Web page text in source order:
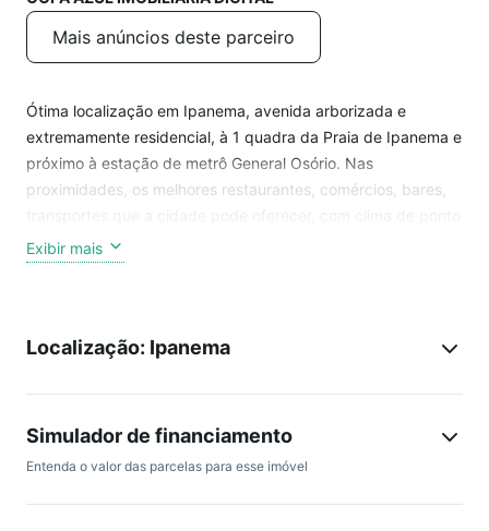
Mais anúncios deste parceiro
Ótima localização em Ipanema, avenida arborizada e
extremamente residencial, à 1 quadra da Praia de Ipanema e
próximo à estação de metrô General Osório. Nas
proximidades, os melhores restaurantes, comércios, bares,
turístico.
sua família. É composto de:
* 2 salas
* 3 quartos
* banheiro social
* cozinha
Exibir mais
Localização: Ipanema
Simulador de financiamento
Entenda o valor das parcelas para esse imóvel